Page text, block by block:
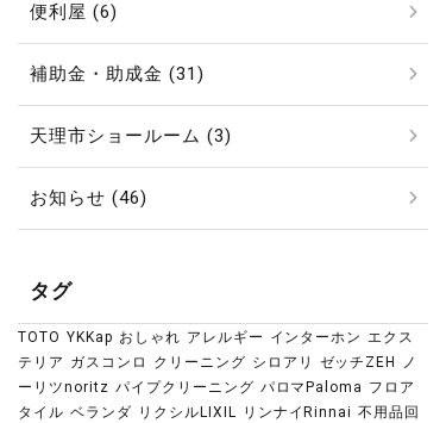
便利屋 (6)
補助金・助成金 (31)
天理市ショールーム (3)
お知らせ (46)
タグ
TOTO YKKap おしゃれ アレルギー インターホン エクス
テリア ガスコンロ クリーニング シロアリ ゼッチZEH
ノ
ーリツnoritz パイプクリーニング パロマPaloma フロア
タイル ベランダ リクシルLIXIL リンナイRinnai 不用品回